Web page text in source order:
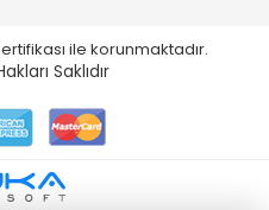
ile korunmaktadır.
Saklıdır